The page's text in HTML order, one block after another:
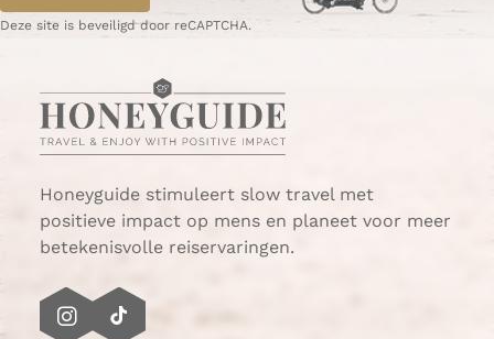
Deze site is beveiligd door reCAPTCHA.
Honeyguide stimuleert slow travel met
positieve impact op mens en planeet voor meer
betekenisvolle reiservaringen.
I
T